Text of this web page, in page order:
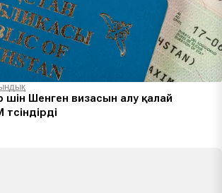
Шенген визасын алу қалай